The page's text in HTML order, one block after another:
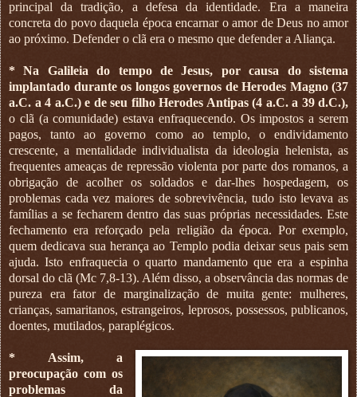
principal da tradição, a defesa da identidade. Era a maneira
concreta do povo daquela época encarnar o amor de Deus no amor
ao próximo. Defender o clã era o mesmo que defender a Aliança.
* Na Galileia do tempo de Jesus, por causa do sistema
implantado durante os longos governos de Herodes Magno (37
a.C. a 4 a.C.) e de seu filho Herodes Antipas (4 a.C. a 39 d.C.),
o clã (a comunidade) estava enfraquecendo. Os impostos a serem
pagos, tanto ao governo como ao templo, o endividamento
crescente, a mentalidade individualista da ideologia helenista, as
frequentes ameaças de repressão violenta por parte dos romanos, a
obrigação de acolher os soldados e dar-lhes hospedagem, os
problemas cada vez maiores de sobrevivência, tudo isto levava as
famílias a se fecharem dentro das suas próprias necessidades. Este
fechamento era reforçado pela religião da época. Por exemplo,
quem dedicava sua herança ao Templo podia deixar seus pais sem
ajuda. Isto enfraquecia o quarto mandamento que era a espinha
dorsal do clã (Mc 7,8-13). Além disso, a observância das normas de
pureza era fator de marginalização de muita gente: mulheres,
crianças, samaritanos, estrangeiros, leprosos, possessos, publicanos,
doentes, mutilados, paraplégicos.
* Assim, a
preocupação com os
problemas da